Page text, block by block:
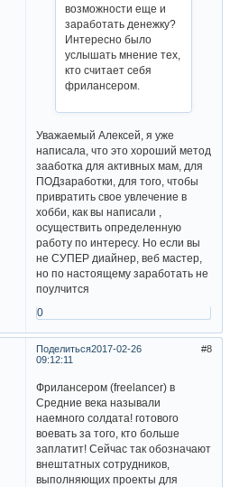
возможности еще и
заработать денежку?
Интересно было
услышать мнение тех,
кто считает себя
фрилансером.
Уважаемый Алексей, я уже
написала, что это хороший метод
зааботка для активных мам, для
ПОДзаработки, для того, чтобы
привратить свое увлечение в
хобби, как вы написали ,
осуществить определенную
работу по интересу. Но если вы
не СУПЕР диайнер, веб мастер,
но по настоящему заработать не
поулчится
0
Поделиться 8
2017-02-26
09:12:11
Фрилансером (freelancer) в
Средние века называли
наемного солдата! готового
воевать за того, кто больше
заплатит! Сейчас так обозначают
внештатных сотрудников,
выполняющих проекты для